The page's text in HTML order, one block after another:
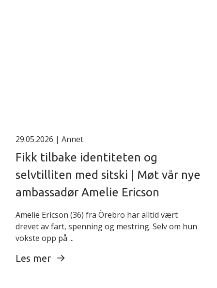
29.05.2026 | Annet
Fikk tilbake identiteten og
selvtilliten med sitski | Møt vår nye
ambassadør Amelie Ericson
Amelie Ericson (36) fra Örebro har alltid vært
drevet av fart, spenning og mestring. Selv om hun
vokste opp på ...
Les mer